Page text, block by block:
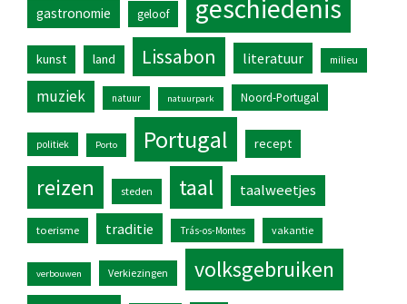
gastronomie geloof geschiedenis
kunst land Lissabon literatuur milieu
muziek natuur natuurpark Noord-Portugal
politiek Porto Portugal recept
reizen steden taal taalweetjes
toerisme traditie Trás-os-Montes vakantie
verbouwen Verkiezingen volksgebruiken